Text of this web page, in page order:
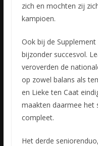
zich en mochten zij
kampioen.
Ook bij de Supplement
bijzonder succesvol.
veroverden de
op zowel balans als
en Lieke ten Caat
maakten daarmee het
compleet.
Het derde